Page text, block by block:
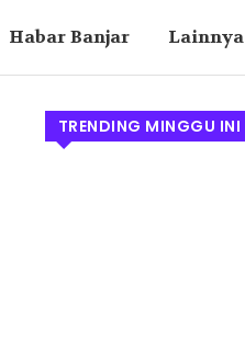
Habar Banjar Lainnya
TRENDING MINGGU INI